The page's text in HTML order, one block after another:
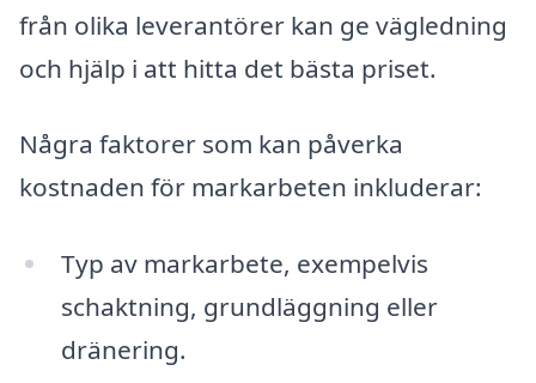
från olika leverantörer kan ge vägledning
och hjälp i att hitta det bästa priset.
Några faktorer som kan påverka
kostnaden för markarbeten inkluderar:
Typ av markarbete, exempelvis
schaktning, grundläggning eller
dränering.